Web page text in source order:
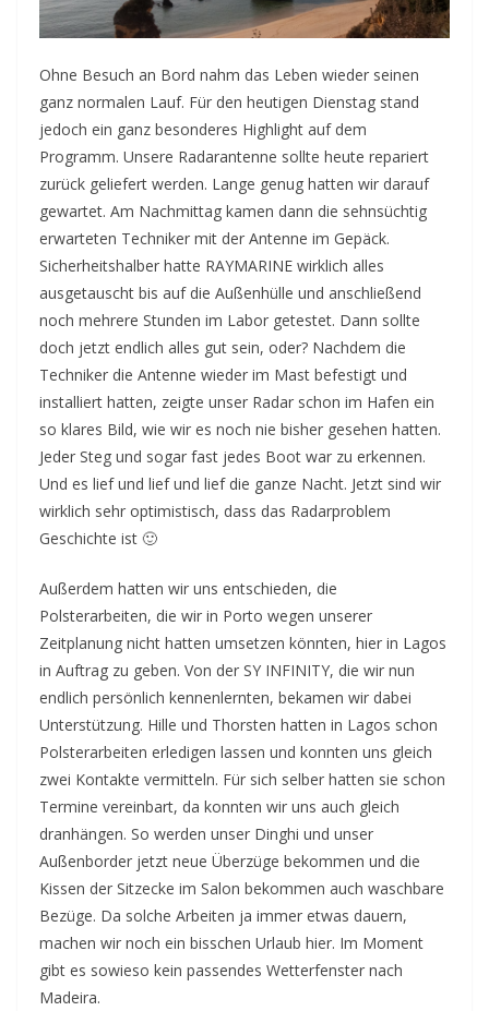
Ohne Besuch an Bord nahm das Leben wieder seinen
ganz normalen Lauf. Für den heutigen Dienstag stand
jedoch ein ganz besonderes Highlight auf dem
Programm. Unsere Radarantenne sollte heute repariert
zurück geliefert werden. Lange genug hatten wir darauf
gewartet. Am Nachmittag kamen dann die sehnsüchtig
erwarteten Techniker mit der Antenne im Gepäck.
Sicherheitshalber hatte RAYMARINE wirklich alles
ausgetauscht bis auf die Außenhülle und anschließend
noch mehrere Stunden im Labor getestet. Dann sollte
doch jetzt endlich alles gut sein, oder? Nachdem die
Techniker die Antenne wieder im Mast befestigt und
installiert hatten, zeigte unser Radar schon im Hafen ein
so klares Bild, wie wir es noch nie bisher gesehen hatten.
Jeder Steg und sogar fast jedes Boot war zu erkennen.
Und es lief und lief und lief die ganze Nacht. Jetzt sind wir
wirklich sehr optimistisch, dass das Radarproblem
Geschichte ist 🙂
Außerdem hatten wir uns entschieden, die
Polsterarbeiten, die wir in Porto wegen unserer
Zeitplanung nicht hatten umsetzen könnten, hier in Lagos
in Auftrag zu geben. Von der SY INFINITY, die wir nun
endlich persönlich kennenlernten, bekamen wir dabei
Unterstützung. Hille und Thorsten hatten in Lagos schon
Polsterarbeiten erledigen lassen und konnten uns gleich
zwei Kontakte vermitteln. Für sich selber hatten sie schon
Termine vereinbart, da konnten wir uns auch gleich
dranhängen. So werden unser Dinghi und unser
Außenborder jetzt neue Überzüge bekommen und die
Kissen der Sitzecke im Salon bekommen auch waschbare
Bezüge. Da solche Arbeiten ja immer etwas dauern,
machen wir noch ein bisschen Urlaub hier. Im Moment
gibt es sowieso kein passendes Wetterfenster nach
Madeira.